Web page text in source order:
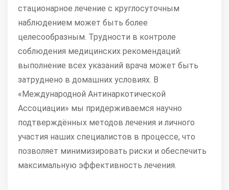
стационарное лечение с круглосуточным
наблюдением может быть более
целесообразным. Трудности в контроле
соблюдения медицинских рекомендаций:
выполнение всех указаний врача может быть
затруднено в домашних условиях. В
«Международной Антинаркотической
Ассоциации» мы придерживаемся научно
подтверждённых методов лечения и личного
участия наших специалистов в процессе, что
позволяет минимизировать риски и обеспечить
максимальную эффективность лечения.